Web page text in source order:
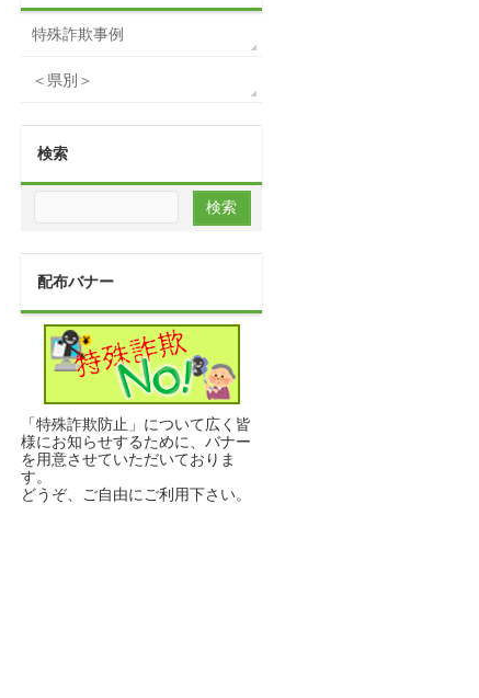
特殊詐欺事例
＜県別＞
検索
配布バナー
「特殊詐欺防止」について広く皆
様にお知らせするために、バナー
を用意させていただいておりま
す。
どうぞ、ご自由にご利用下さい。